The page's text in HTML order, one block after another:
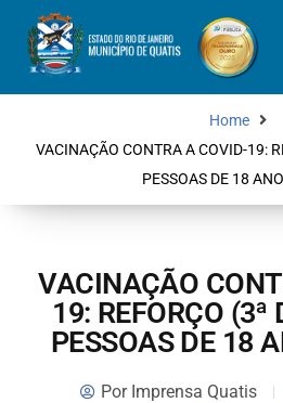
Home
VACINAÇÃO CONTRA A COVID-19:
PESSOAS DE 18
VACINAÇÃO
19: REFORÇO (3ª
PESSOAS DE 18
PorImprensa Quatis